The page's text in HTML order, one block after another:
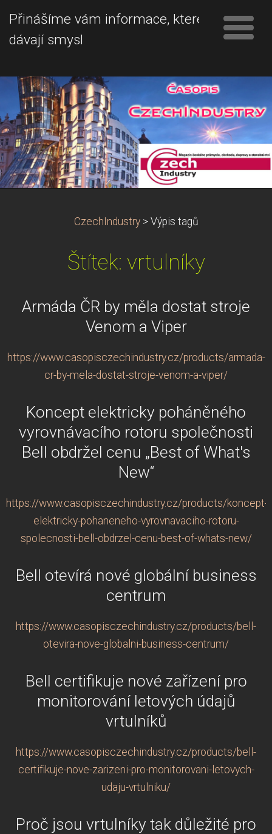
Přinášíme vám informace, které
dávají smysl
CzechIndustry > Výpis tagů
Štítek: vrtulníky
Armáda ČR by měla dostat stroje
Venom a Viper
https://www.casopisczechindustry.cz/products/armada-
cr-by-mela-dostat-stroje-venom-a-viper/
Koncept elektricky poháněného
vyrovnávacího rotoru společnosti
Bell obdržel cenu „Best of What's
New“
https://www.casopisczechindustry.cz/products/koncept-
elektricky-pohaneneho-vyrovnavaciho-rotoru-
spolecnosti-bell-obdrzel-cenu-best-of-whats-new/
Bell otevírá nové globální business
centrum
https://www.casopisczechindustry.cz/products/bell-
otevira-nove-globalni-business-centrum/
Bell certifikuje nové zařízení pro
monitorování letových údajů
vrtulníků
https://www.casopisczechindustry.cz/products/bell-
certifikuje-nove-zarizeni-pro-monitorovani-letovych-
udaju-vrtulniku/
Proč jsou vrtulníky tak důležité pro